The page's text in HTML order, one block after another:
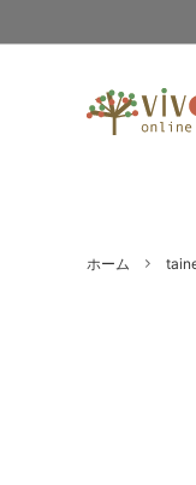
服 | 服
gena
ホーム